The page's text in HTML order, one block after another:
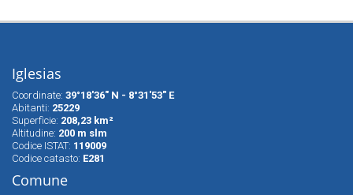
Iglesias
Coordinate: 39°18'36" N - 8°31'53" E
Abitanti: 25229
Superfìcie: 208,23 km²
Altitudine: 200 m slm
Codice ISTAT: 119009
Codice catasto: E281
Comune